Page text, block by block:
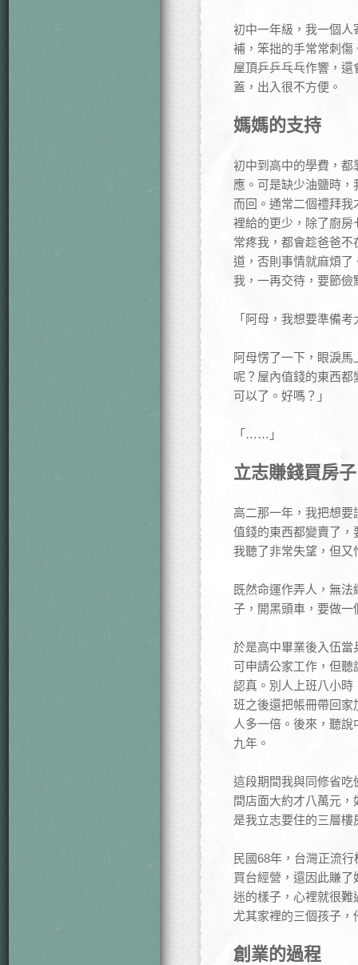
初中一年級，我一個
補，笨拙的手常常刺
屋頂乒乒乓乓作響，
蓋，出入很不方便。
媽媽的支持
初中到高中的學費，
應。可是缺少油鹽時
而回。通常二個禮拜
裡給的更少，除了廚
常疼我，都會趁爸爸
道，否則事情就麻煩
我，一再交待，要節
「阿母，我想要準備
阿母愣了一下，眼淚
呢？屋內值錢的東西
可以了。好嗎？」
「……」
立志賺錢買房子
高二那一年，我把想
值錢的東西都變賣了
我聽了非常失望，但
既然命運作弄人，無
子，開黑頭車，要做一
於是高中畢業後入伍
可申請公家工作，但
認真。別人上班八小
班之後還把帳冊帶回
人多一倍。後來，聽
九年。
這段期間我與同修省
間店面大約才八萬元
是我立志要住的三層
民國68年，台灣正流
買台經營，還因此賺
迷的樣子，心裡就很
尤其家裡的三個孩子
創業的過程